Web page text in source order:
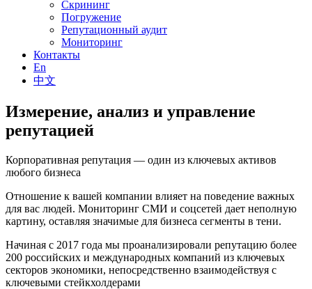
Скрининг
Погружение
Репутационный аудит
Мониторинг
Контакты
En
中文
Измерение, анализ и управление
репутацией
Корпоративная репутация — один из ключевых активов
любого бизнеса
Отношение к вашей компании влияет на поведение важных
для вас людей. Мониторинг СМИ и соцсетей дает неполную
картину, оставляя значимые для бизнеса сегменты в тени.
Начиная с 2017 года мы проанализировали репутацию более
200 российских и международных компаний из ключевых
секторов экономики, непосредственно взаимодействуя с
ключевыми стейкхолдерами